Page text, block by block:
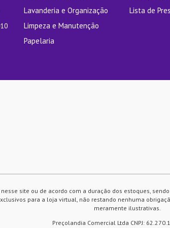
Lavanderia e Organização
Limpeza e Manutenção
Papelaria
Lista de
site ou de acordo com a duração dos estoques,
para a loja virtual, não restando nenhuma
meramente ilustrativas.
Preçolandia Comercial Ltda CNPJ: